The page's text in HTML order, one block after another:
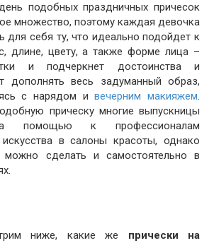
подобных праздничных причесок
множество, поэтому каждая девочка
для себя ту, что идеально подойдет к
длине, цвету, а также форме лица –
и подчеркнет достоинства и
дополнять весь задуманный образ,
с нарядом ивечерним макияжем.
прическу многие выпускницы
помощью к профессионалам
искусства в салоны красоты, однако
можно сделать и самостоятельно в
ниже, какие же прически на